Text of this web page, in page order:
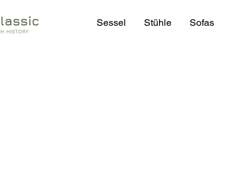
Sessel Stühle Sofas